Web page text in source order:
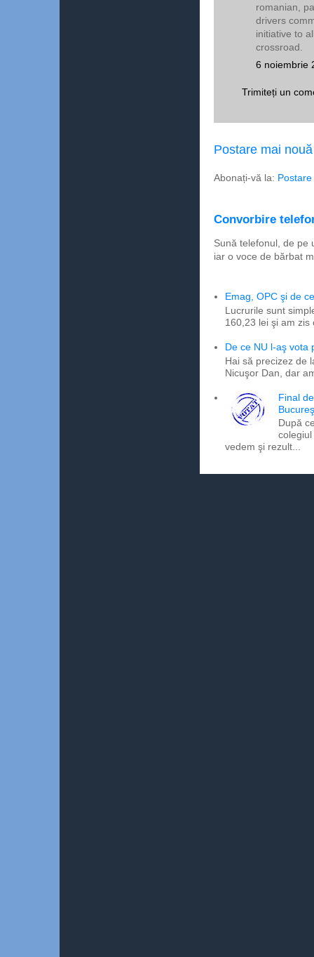
romanian,
drivers
initiative to
crossroad.
6 noiembrie
Trimiteți un
Postare mai nouă
Abonați-vă la:
Convorbire
Sună telefonul, de pe
iar o voce de bărbat
Emag, OPC şi de
Lucrurile sunt
160,23 lei şi am
De ce NU l-aş vota
Hai să precizez de
Nicuşor Dan, dar
Final
După
vedem şi rezult...